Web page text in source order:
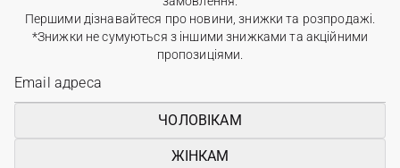
Першими дізнавайтеся про новини, знижки та розпродажі.
*Знижки не сумуються з іншими знижками та акційними
пропозиціями.
ЧОЛОВІКАМ
ЖІНКАМ